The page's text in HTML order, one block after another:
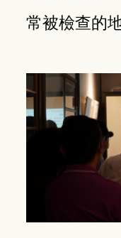
常被檢查的地